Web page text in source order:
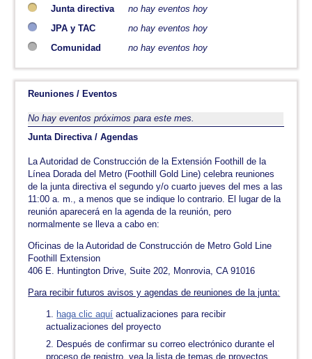
Junta directiva
no hay eventos hoy
JPA y TAC
no hay eventos hoy
Comunidad
no hay eventos hoy
Reuniones / Eventos
No hay eventos próximos para este mes.
Junta Directiva / Agendas
La Autoridad de Construcción de la Extensión Foothill de la
Línea Dorada del Metro (Foothill Gold Line) celebra reuniones
de la junta directiva el segundo y/o cuarto jueves del mes a las
11:00 a. m., a menos que se indique lo contrario. El lugar de la
reunión aparecerá en la agenda de la reunión, pero
normalmente se lleva a cabo en:
Oficinas de la Autoridad de Construcción de Metro Gold Line
Foothill Extension
406 E. Huntington Drive, Suite 202, Monrovia, CA 91016
Para recibir futuros avisos y agendas de reuniones de la junta:
haga clic aquí actualizaciones para recibir
actualizaciones del proyecto
Después de confirmar su correo electrónico durante el
proceso de registro, vea la lista de temas de proyectos